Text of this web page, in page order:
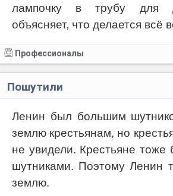
лампочку в трубу для
объясняет, что делается всё
Профессионалы
Пошутили
Ленин был большим
землю крестьянам, но
не увидели. Крестьяне
шутниками. Поэтому Ленин
землю.